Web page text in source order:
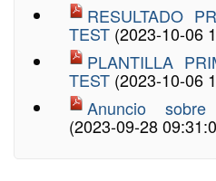
RESULTADO
TEST (2023-10-06
PLANTILLA
TEST (2023-10-06
Anuncio
(2023-09-28